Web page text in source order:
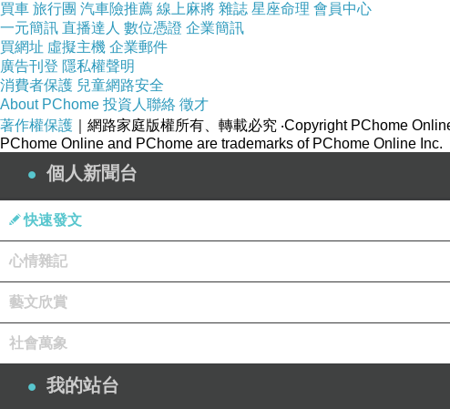
盛岡是東北交通的樞紐大站，飯店當然不少，不過要
但真的要上上下下喔! (站前的大馬路廣場不能橫越)
而這間飯店就例外了，從南口出來，平面就有斑馬線可
迅速的，三分鐘就可以到新幹線改札口
買車 旅行團 汽車險推薦 線上麻將 雜誌 星座命理 會員中心
一元簡訊 直播達人 數位憑證 企業簡訊
買網址 虛擬主機 企業郵件
廣告刊登 隱私權聲明
消費者保護 兒童網路安全
About PChome 投資人聯絡 徵才
著作權保護 ｜網路家庭版權所有、轉載必究 ‧Copyright PChome
PChome Online and PChome are trademarks of PChome Online Inc.
個人新聞台
快速發文
心情雜記
藝文欣賞
社會萬象
我的站台